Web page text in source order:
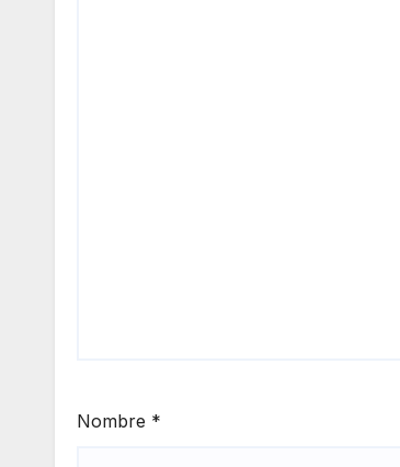
Nombre *